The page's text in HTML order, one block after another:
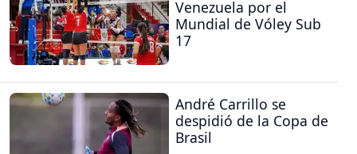
Venezuela por el
Mundial de Vóley Sub
17
André Carrillo se
despidió de la Copa de
Brasil